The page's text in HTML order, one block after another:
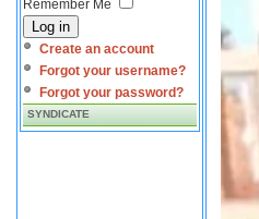
Remember Me
Log in
Create an account
Forgot your username?
Forgot your password?
SYNDICATE